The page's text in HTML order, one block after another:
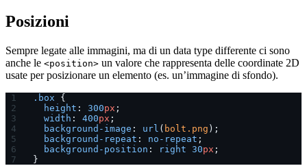
Posizioni
Sempre legate alle immagini, ma di un data type differente ci sono
anche le <position> un valore che rappresenta delle coordinate 2D
usate per posizionare un elemento (es. un’immagine di sfondo).
.box {
  height
: 300px ;
  width
: 400px ;
  background-image
: url ( bolt.png );
  background-repeat
: no-repeat ;
  background-position
: right 30px ;
}